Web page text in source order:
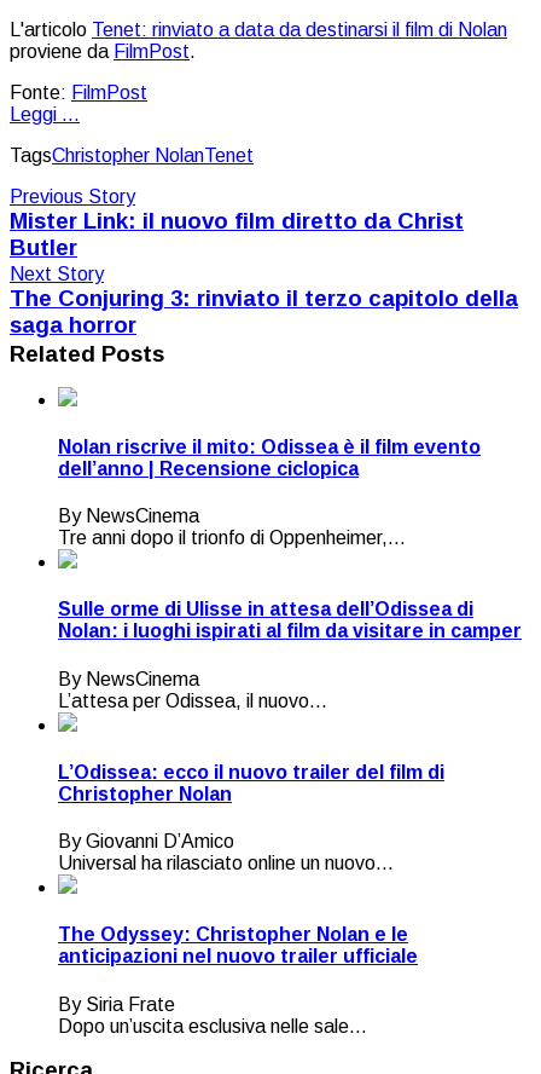
L'articolo Tenet: rinviato a data da destinarsi il film di Nolan
proviene da FilmPost.
Fonte: FilmPost
Leggi ...
TagsChristopher NolanTenet
Previous Story
Mister Link: il nuovo film diretto da Christ
Butler
Next Story
The Conjuring 3: rinviato il terzo capitolo della
saga horror
Related Posts
Nolan riscrive il mito: Odissea è il film evento
dell’anno | Recensione ciclopica
By NewsCinema
Tre anni dopo il trionfo di Oppenheimer,...
Sulle orme di Ulisse in attesa dell’Odissea di
Nolan: i luoghi ispirati al film da visitare in camper
By NewsCinema
L’attesa per Odissea, il nuovo...
L’Odissea: ecco il nuovo trailer del film di
Christopher Nolan
By Giovanni D’Amico
Universal ha rilasciato online un nuovo...
The Odyssey: Christopher Nolan e le
anticipazioni nel nuovo trailer ufficiale
By Siria Frate
Dopo un’uscita esclusiva nelle sale...